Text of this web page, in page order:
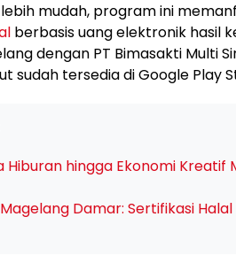
mudah, program ini
berbasis uang elektronik hasil
dengan PT Bimasakti Multi
sudah tersedia di Google Play
Hiburan hingga Ekonomi Kreatif
Damar: Sertifikasi